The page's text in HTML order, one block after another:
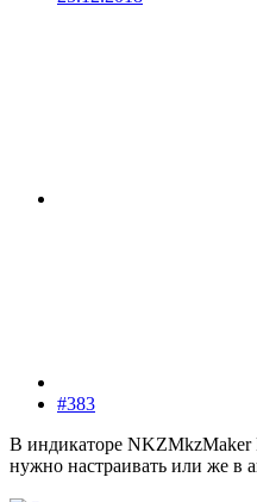
#383
В индикаторе NKZMkzMaker
нужно настраивать или же в